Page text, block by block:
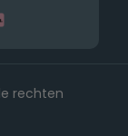
rechten